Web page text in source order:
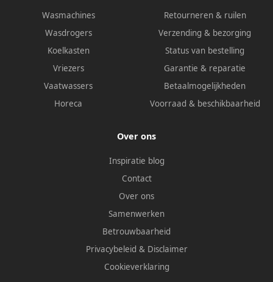
Wasmachines
Wasdrogers
Koelkasten
Vriezers
Vaatwassers
Horeca
Retourneren & ruilen
Verzending & bezorging
Status van bestelling
Garantie & reparatie
Betaalmogelijkheden
Voorraad & beschikbaarheid
Over ons
Inspiratie blog
Contact
Over ons
Samenwerken
Betrouwbaarheid
Privacybeleid & Disclaimer
Cookieverklaring